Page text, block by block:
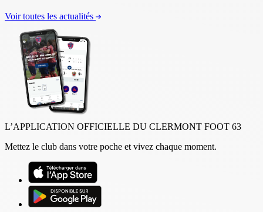
Voir toutes les actualités
L’APPLICATION OFFICIELLE DU CLERMONT FOOT 63
Mettez le club dans votre poche et vivez chaque moment.